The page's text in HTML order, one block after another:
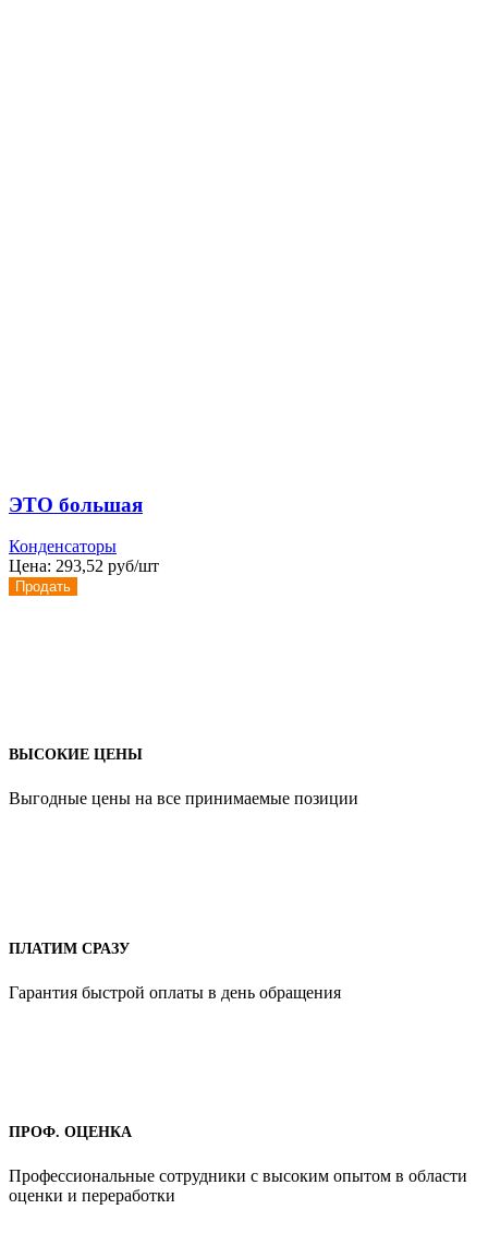
ЭТО большая
Конденсаторы
Цена: 293,52 руб/шт
Продать
ВЫСОКИЕ ЦЕНЫ
Выгодные цены на все принимаемые позиции
ПЛАТИМ СРАЗУ
Гарантия быстрой оплаты в день обращения
ПРОФ. ОЦЕНКА
Профессиональные сотрудники с высоким опытом в области
оценки и переработки